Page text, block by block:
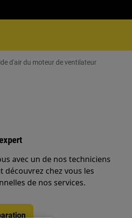
d'air du moteur de ventilateur
avec un de nos techniciens
découvrez chez vous les
de nos services.